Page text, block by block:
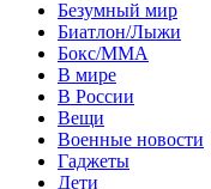
Безумный мир
Биатлон/Лыжи
Бокс/MMA
В мире
В России
Вещи
Военные новости
Гаджеты
Дети